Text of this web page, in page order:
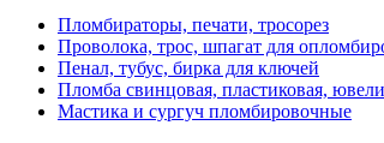
Пломбираторы, печати, тросорез
Проволока, трос, шпагат для
Пенал, тубус, бирка для ключей
Пломба свинцовая, пластиковая,
Мастика и сургуч пломбировочные